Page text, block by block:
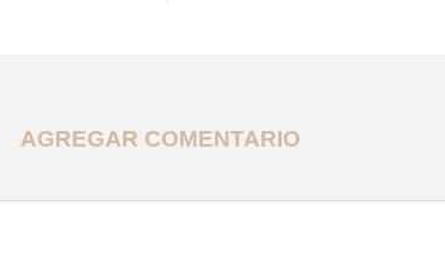
AGREGAR COMENTARIO